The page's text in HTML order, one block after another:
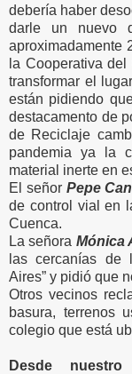
debería haber
darle un nuevo
aproximadamente
la Cooperativa
transformar el
están pidiendo
destacamento de
de Reciclaje
pandemia ya la
material inerte en
El señor Pepe
de control vial en
Cuenca.
La señora Mónica
las cercanías de
Aires” y pidió que
Otros vecinos
basura, terrenos
colegio que está
Desde